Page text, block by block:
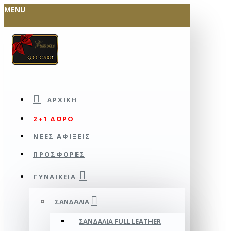
MENU
ΑΡΧΙΚΉ
2+1 ΔΩΡΟ
ΝΕΕΣ ΑΦΙΞΕΙΣ
ΠΡΟΣΦΟΡΕΣ
ΓΥΝΑΙΚΕΊΑ
ΣΑΝΔΆΛΙΑ
ΣΑΝΔΆΛΙΑ FULL LEATHER